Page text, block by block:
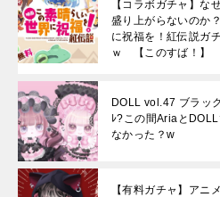
【コラボガチャ】な
盛り上がらないのか
に祝福を！紅伝説ガ
ｗ 【このすば！】
DOLL vol.47 ブラ
ﾚ?この間Ariaと
なかった？w
【有料ガチャ】アニ